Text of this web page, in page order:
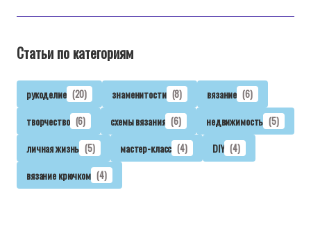
Статьи по категориям
рукоделие (20) знаменитости (8) вязание (6)
творчество (6) схемы вязания (6) недвижимость (5)
личная жизнь (5) мастер-класс (4) DIY (4)
вязание крючком (4)